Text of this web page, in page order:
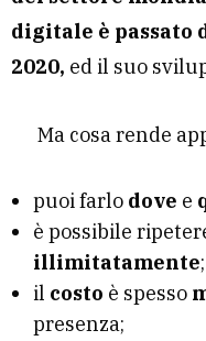
digitale è passato
2020, ed il suo
Ma cosa rende
puoi farlo dove e
è possibile
illimitatamente;
il costo è spesso
presenza;